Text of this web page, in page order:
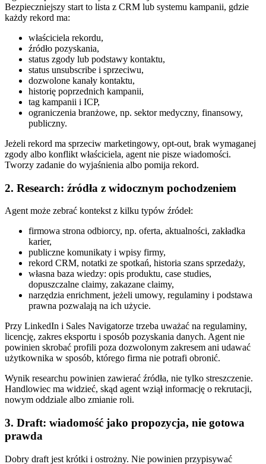
Bezpieczniejszy start to lista z CRM lub systemu kampanii, gdzie
każdy rekord ma:
właściciela rekordu,
źródło pozyskania,
status zgody lub podstawy kontaktu,
status unsubscribe i sprzeciwu,
dozwolone kanały kontaktu,
historię poprzednich kampanii,
tag kampanii i ICP,
ograniczenia branżowe, np. sektor medyczny, finansowy,
publiczny.
Jeżeli rekord ma sprzeciw marketingowy, opt-out, brak wymaganej
zgody albo konflikt właściciela, agent nie pisze wiadomości.
Tworzy zadanie do wyjaśnienia albo pomija rekord.
2. Research: źródła z widocznym pochodzeniem
Agent może zebrać kontekst z kilku typów źródeł:
firmowa strona odbiorcy, np. oferta, aktualności, zakładka
karier,
publiczne komunikaty i wpisy firmy,
rekord CRM, notatki ze spotkań, historia szans sprzedaży,
własna baza wiedzy: opis produktu, case studies,
dopuszczalne claimy, zakazane claimy,
narzędzia enrichment, jeżeli umowy, regulaminy i podstawa
prawna pozwalają na ich użycie.
Przy LinkedIn i Sales Navigatorze trzeba uważać na regulaminy,
licencję, zakres eksportu i sposób pozyskania danych. Agent nie
powinien skrobać profili poza dozwolonym zakresem ani udawać
użytkownika w sposób, którego firma nie potrafi obronić.
Wynik researchu powinien zawierać źródła, nie tylko streszczenie.
Handlowiec ma widzieć, skąd agent wziął informację o rekrutacji,
nowym oddziale albo zmianie roli.
3. Draft: wiadomość jako propozycja, nie gotowa
prawda
Dobry draft jest krótki i ostrożny. Nie powinien przypisywać